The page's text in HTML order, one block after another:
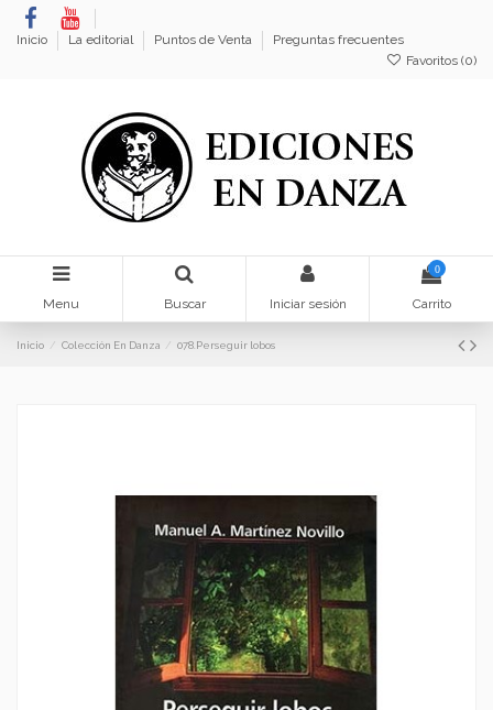
Inicio La editorial Puntos de Venta
Preguntas frecuentes
Favoritos (0)
Menu Buscar Iniciar sesión
0
Carrito
Inicio Colección En Danza 078.Perseguir lobos